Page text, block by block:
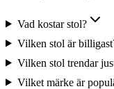
Vad kostar stol?
Vilken stol är
Vilken stol trendar
Vilket märke är